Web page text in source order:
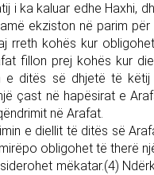
i ka kaluar edhe Haxhi,
ekziston në parim
kohës kur
fillon prej kohës kur
e ditës së dhjetë të
çast në hapësirat e
në Arafat.
e diellit të ditës së
obligohet të therë
mëkatar.(4)